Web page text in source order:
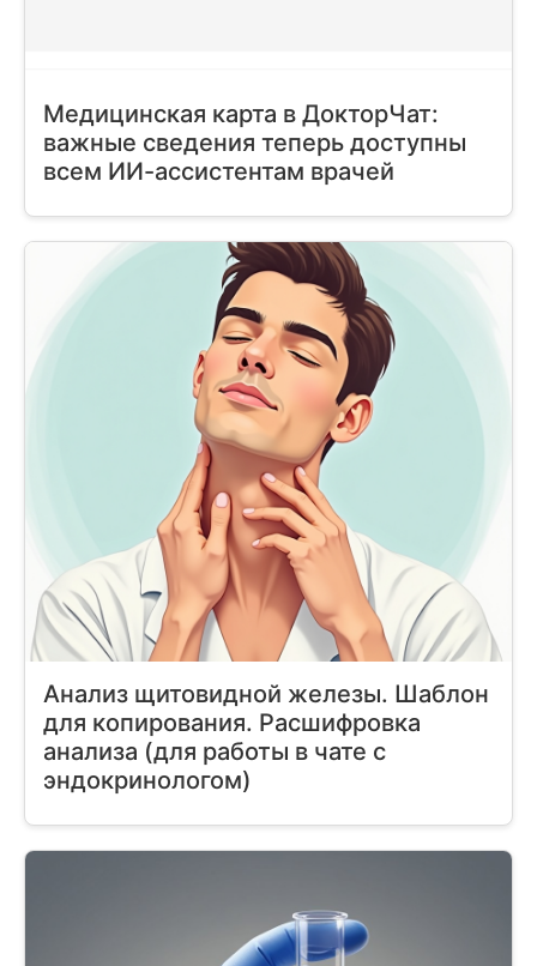
Медицинская карта в ДокторЧат:
важные сведения теперь доступны
всем ИИ-ассистентам врачей
Анализ щитовидной железы. Шаблон
для копирования. Расшифровка
анализа (для работы в чате с
эндокринологом)